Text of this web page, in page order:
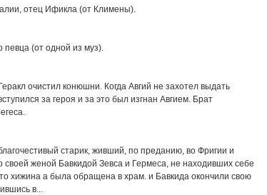
отец Ификла (от Климены).
(от одной из муз).
очистил конюшни. Когда Авгий не захотел выдать
за героя и за это был изгнан Авгием. Брат
старик, живший, по преданию, во Фригии и
женой Бавкидой Зевса и Гермеса, не находивших себе
хижина а была обращена в храм. и Бавкида окончили свою
в...